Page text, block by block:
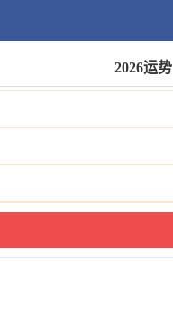
2026运势